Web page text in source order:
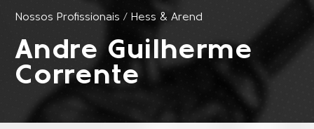
Nossos Profissionais / Hess & Arend
Andre Guilherme
Corrente